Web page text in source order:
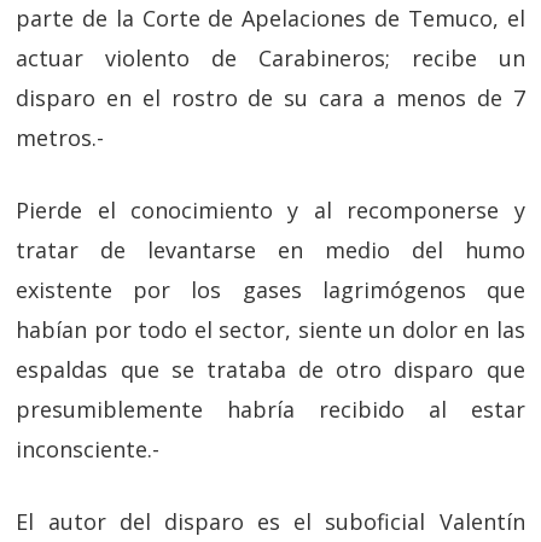
parte de la Corte de Apelaciones de Temuco, el
actuar violento de Carabineros; recibe un
disparo en el rostro de su cara a menos de 7
metros.-
Pierde el conocimiento y al recomponerse y
tratar de levantarse en medio del humo
existente por los gases lagrimógenos que
habían por todo el sector, siente un dolor en las
espaldas que se trataba de otro disparo que
presumiblemente habría recibido al estar
inconsciente.-
El autor del disparo es el suboficial Valentín